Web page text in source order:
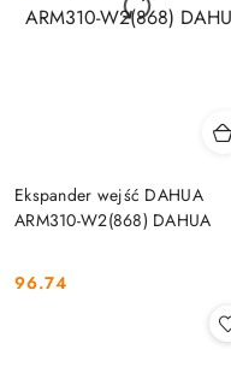
Ekspander wejść DAHUA
ARM310-W2(868) DAHUA
Cena:
96.74